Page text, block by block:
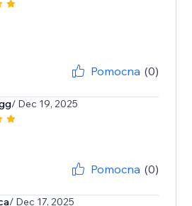
Pomocna (0)
/ Dec 19, 2025
Pomocna (0)
/ Dec 17, 2025